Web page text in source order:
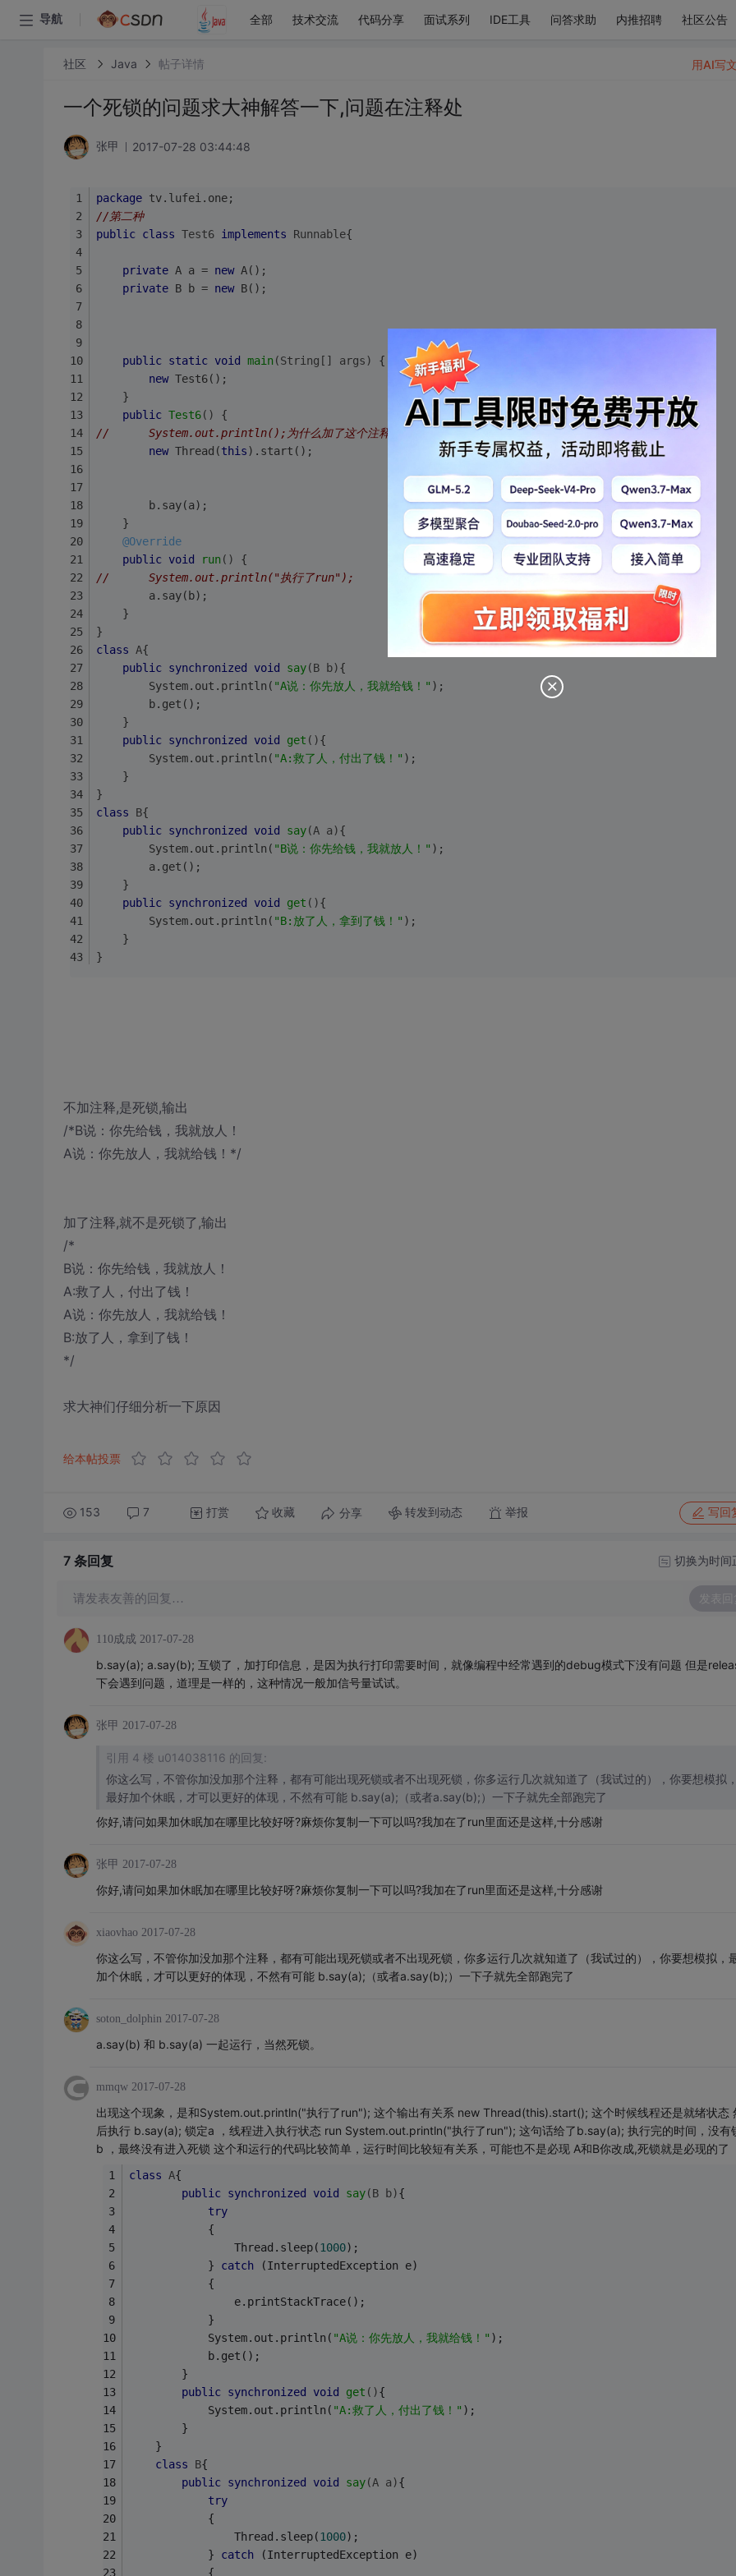
导航 全部 技术交流 代码分享 面试系列 IDE工具 问答求助 内推招聘 社区公告
社区 Java 帖子详情
一个死锁的问题求大神解答一下,问题在注释处
张甲 2017-07-28 03:44:48
package tv.lufei.one;
//第二种
public class Test6 implements Runnable{
private A a = new A();
private B b = new B();
public static void main(String[] args)
{
new Test6();
	}
public Test6()
{
//		System.out.println();为什么加了这个注释,就不是死锁了呀?
new Thread(this).start();
		b.say(a);
	}
@Override
public void run()
{
//		System.out.println("执行了run");
		a.say(b);
	}
}
class A{
public synchronized void say(B b){
		System.out.println(
"A说：你先放人，我就给钱！" );
		b.get();
	}
public synchronized void get (){
		System.out.println(
"A:救了人，付出了钱！" );
	}
}
class
B{
public synchronized void say(A a){
		System.out.println(
"B说：你先给钱，我就放人！" );
		a.get();
	}
public synchronized void get (){
		System.out.println(
"B:放了人，拿到了钱！" );
	}
}
不加注释,是死锁,输出
/*B说：你先给钱，我就放人！
A说：你先放人，我就给钱！*/
加了注释,就不是死锁了,输出
/*
B说：你先给钱，我就放人！
A:救了人，付出了钱！
A说：你先放人，我就给钱！
B:放了人，拿到了钱！
*/
求大神们仔细分析一下原因
给本帖投票
153 7 打赏 收藏 分享 转发到动态 举报 写回
用AI写
7 条回复 切换为时间
请发表友善的回复… 发表回
110成成 2017-07-28
b.say(a); a.say(b); 互锁了，加打印信息，是因为执行打印需要时间，就像编程中经常遇到的debug模式下没有问题 但是
下会遇到问题，道理是一样的，这种情况一般加信号量试试。
张甲 2017-07-28
引用 4 楼 u014038116 的回复:
你这么写，不管你加没加那个注释，都有可能出现死锁或者不出现死锁，你多运行几次就知道了（我试过的），你要想模拟，
最好加个休眠，才可以更好的体现，不然有可能 b.say(a);（或者a.say(b);）一下子就先全部跑完了
你好,请问如果加休眠加在哪里比较好呀?麻烦你复制一下可以吗?我加在了run里面还是这样,十分感谢
张甲 2017-07-28
你好,请问如果加休眠加在哪里比较好呀?麻烦你复制一下可以吗?我加在了run里面还是这样,十分感谢
xiaovhao 2017-07-28
你这么写，不管你加没加那个注释，都有可能出现死锁或者不出现死锁，你多运行几次就知道了（我试过的），你要想模拟，
加个休眠，才可以更好的体现，不然有可能 b.say(a);（或者a.say(b);）一下子就先全部跑完了
soton_dolphin 2017-07-28
a.say(b) 和 b.say(a) 一起运行，当然死锁。
mmqw 2017-07-28
出现这个现象，是和System.out.println("执行了run"); 这个输出有关系 new Thread(this).start(); 这个时候线程还是就绪状态
后执行 b.say(a); 锁定a ，线程进入执行状态 run System.out.println("执行了run"); 这句话给了b.say(a); 执行完的时间，没有
b ，最终没有进入死锁 这个和运行的代码比较简单，运行时间比较短有关系，可能也不是必现 A和B你改成,死锁就是必现的了
class A{
public synchronized void say(B b){
try
			{
				Thread.sleep(
1000);
			}
catch (InterruptedException e)
			{
				e.printStackTrace();
			}
	        System.out.println(
"A说：你先放人，我就给钱！" );
	        b.get();
	    }
public synchronized void get (){
	        System.out.println(
"A:救了人，付出了钱！" );
	    }
	}
class
B{
public synchronized void say(A a){
try
			{
				Thread.sleep(
1000);
			}
catch (InterruptedException e)
			{